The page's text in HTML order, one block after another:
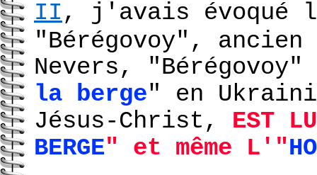
II , j'avais évoqué
"Bérégovoy", ancien
Nevers,
la berge" en
Jésus-Christ, EST
BERGE" et même L'"